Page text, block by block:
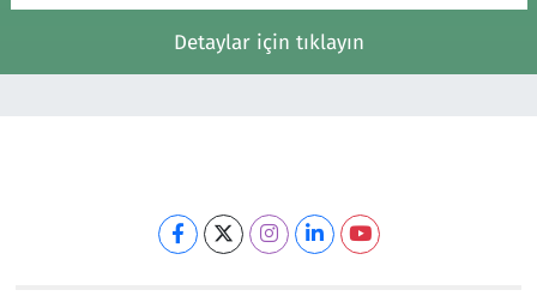
Detaylar için tıklayın